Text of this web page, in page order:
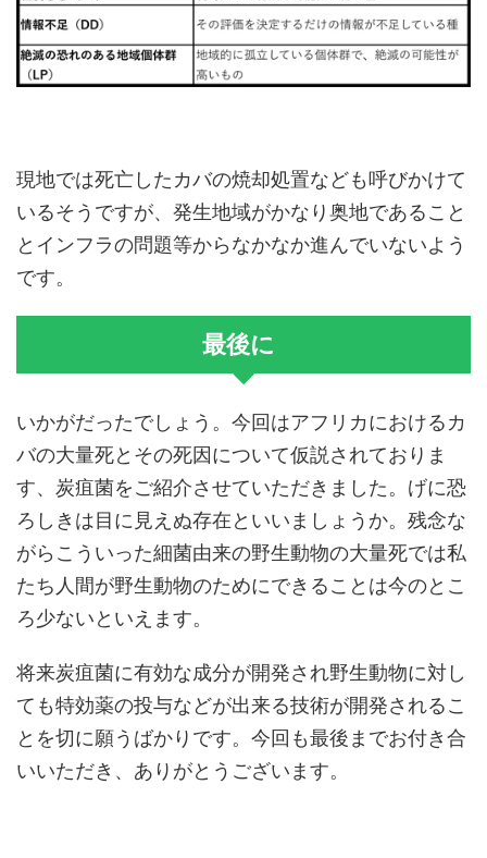
現地では死亡したカバの焼却処置なども呼びかけて
いるそうですが、発生地域がかなり奥地であること
とインフラの問題等からなかなか進んでいないよう
です。
最後に
いかがだったでしょう。今回はアフリカにおけるカ
バの大量死とその死因について仮説されておりま
す、炭疽菌をご紹介させていただきました。げに恐
ろしきは目に見えぬ存在といいましょうか。残念な
がらこういった細菌由来の野生動物の大量死では私
たち人間が野生動物のためにできることは今のとこ
ろ少ないといえます。
将来炭疽菌に有効な成分が開発され野生動物に対し
ても特効薬の投与などが出来る技術が開発されるこ
とを切に願うばかりです。今回も最後までお付き合
いいただき、ありがとうございます。